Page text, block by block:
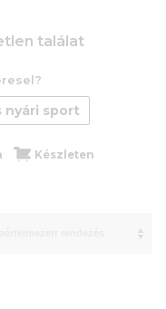
találat
nyári sport
Készleten